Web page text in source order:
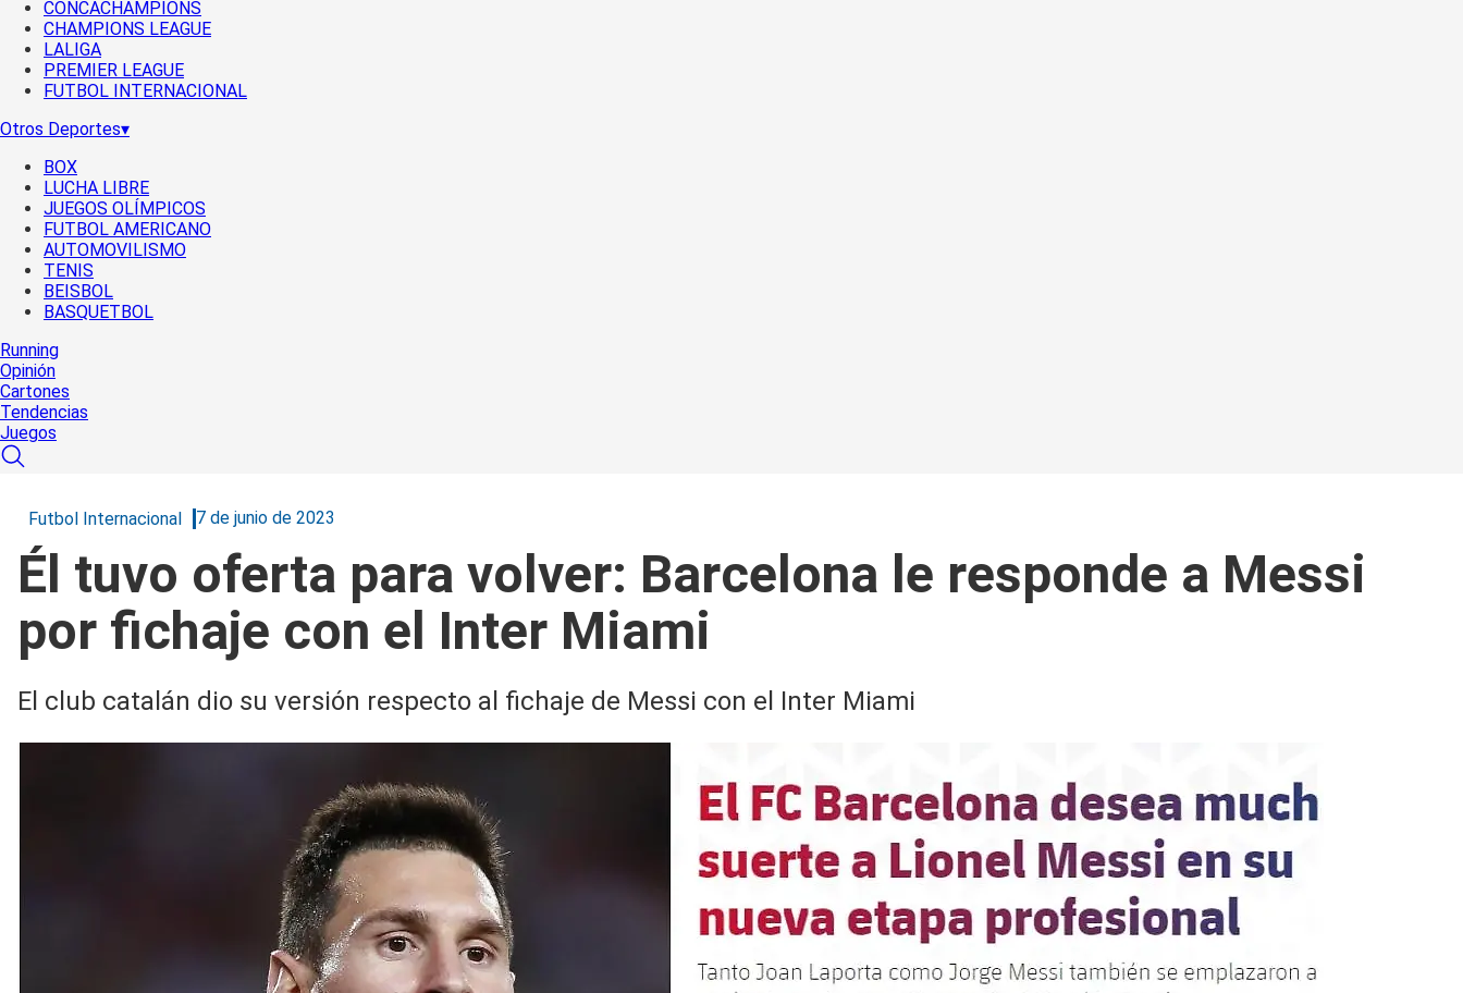
CONCACHAMPIONS
CHAMPIONS LEAGUE
LALIGA
PREMIER LEAGUE
FUTBOL INTERNACIONAL
Otros Deportes▾
BOX
LUCHA LIBRE
JUEGOS OLÍMPICOS
FUTBOL AMERICANO
AUTOMOVILISMO
TENIS
BEISBOL
BASQUETBOL
Running
Opinión
Cartones
Tendencias
Juegos
Futbol Internacional 7 de junio de 2023
Él tuvo oferta para volver: Barcelona le responde a Messi
por fichaje con el Inter Miami
El club catalán dio su versión respecto al fichaje de Messi con el Inter Miami